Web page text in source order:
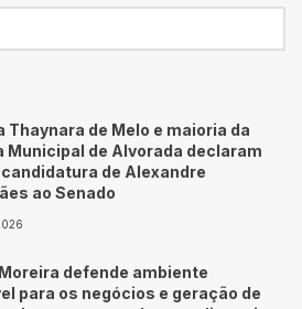
Thaynara de Melo e maioria da
Municipal de Alvorada declaram
candidatura de Alexandre
ao Senado
defende ambiente
para os negócios e geração de